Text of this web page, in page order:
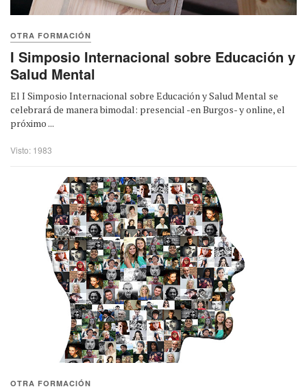
OTRA FORMACIÓN
I Simposio Internacional sobre Educación y
Salud Mental
El I Simposio Internacional sobre Educación y Salud Mental se
celebrará de manera bimodal: presencial -en Burgos- y online, el
próximo ...
Visto: 1983
OTRA FORMACIÓN